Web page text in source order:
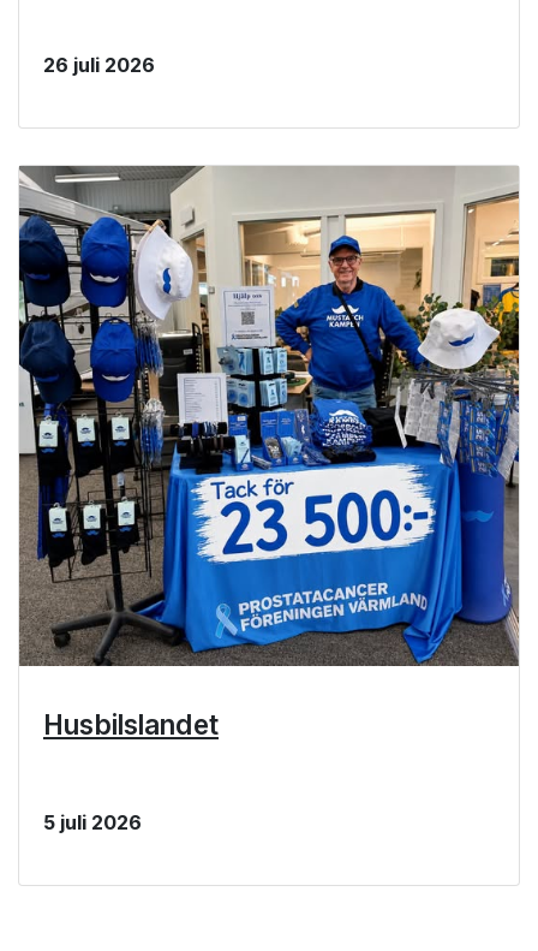
26 juli 2026
Husbilslandet
5 juli 2026